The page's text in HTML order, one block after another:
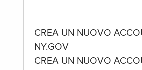
CREA UN NUOVO
NY.GOV
CREA UN NUOVO